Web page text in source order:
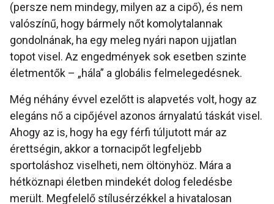
(persze nem mindegy, milyen az a cipő), és nem
valószínű, hogy bármely nőt komolytalannak
gondolnának, ha egy meleg nyári napon ujjatlan
topot visel. Az engedmények sok esetben szinte
életmentők – „hála” a globális felmelegedésnek.
Még néhány évvel ezelőtt is alapvetés volt, hogy az
elegáns nő a cipőjével azonos árnyalatú táskát visel.
Ahogy az is, hogy ha egy férfi túljutott már az
érettségin, akkor a tornacipőt legfeljebb
sportoláshoz viselheti, nem öltönyhöz. Mára a
hétköznapi életben mindekét dolog feledésbe
merült. Megfelelő stílusérzékkel a hivatalosan